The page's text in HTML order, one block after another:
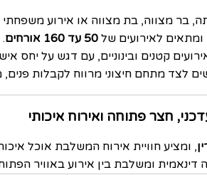
בר מצווה, בת מצווה או אירוע משפחתי
לאירועים של 50 עד 160 אורחים
.
קטנים ובינוניים, עם דגש על יחס
לצד מתחם חיצוני מרווח לקבלות
חצר פתוחה ואירוח איכותי
, ומציע חוויית אירוח המשלבת אוכל
דינאמית ומשלבת בין אירוע באוויר